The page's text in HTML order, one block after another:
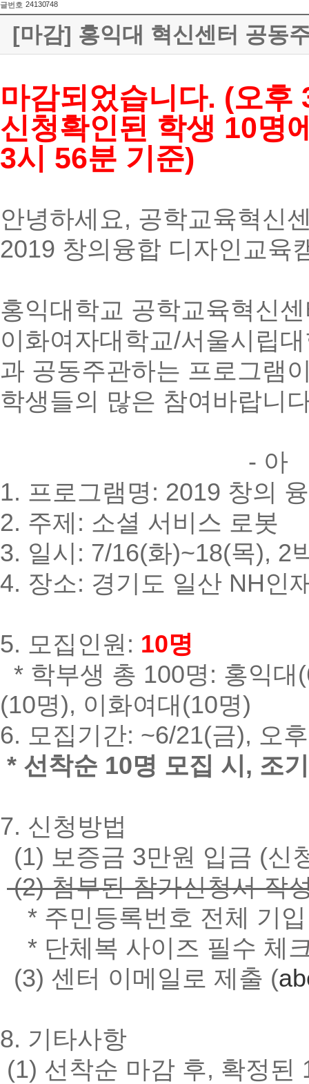
글번호 24130748
[마감] 홍익대 혁신센터 공동
마감되었습니다. (오후
신청확인된 학생 10명
3시 56분 기준)
안녕하세요, 공학교육혁신
2019 창의융합 디자인교육
홍익대학교 공학교육혁신
이화여자대학교/서울시립
과 공동주관하는 프로그램
학생들의 많은 참여바랍니
- 아
1. 프로그램명: 2019 창의
2. 주제: 소셜 서비스 로봇
3. 일시: 7/16(화)~18(목), 2
4. 장소: 경기도 일산 NH인
5. 모집인원: 10명
* 학부생 총 100명: 홍익
(10명), 이화여대(10명)
6. 모집기간: ~6/21(금), 오
* 선착순 10명 모집 시, 조
7. 신청방법
(1) 보증금 3만원 입금 (신
(2) 첨부된 참가신청서 작
* 주민등록번호 전체 기
* 단체복 사이즈 필수 체
(3) 센터 이메일로 제출 (
8. 기타사항
(1) 선착순 마감 후, 확정된